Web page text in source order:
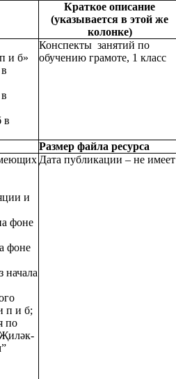
Краткое описание
(указывается в этой же
колонке)
и б»
в
Конспекты занятий по
обучению грамоте, 1 класс
Размер файла ресурса
и
фоне
фоне
начала
п и б;
по
Дата публикации – не имеет